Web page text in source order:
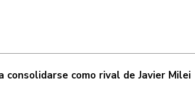
como rival de Javier Milei